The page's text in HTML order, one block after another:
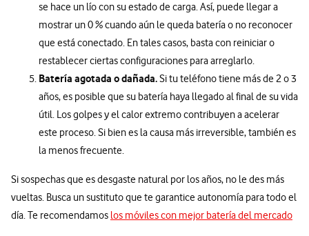
se hace un lío con su estado de carga. Así, puede llegar a
mostrar un 0 % cuando aún le queda batería o no reconocer
que está conectado. En tales casos, basta con reiniciar o
restablecer ciertas configuraciones para arreglarlo.
Batería agotada o dañada.Si tu teléfono tiene más de 2 o 3
años, es posible que su batería haya llegado al final de su vida
útil. Los golpes y el calor extremo contribuyen a acelerar
este proceso. Si bien es la causa más irreversible, también es
la menos frecuente.
Si sospechas que es desgaste natural por los años, no le des más
vueltas. Busca un sustituto que te garantice autonomía para todo el
día. Te recomendamos los móviles con mejor batería del mercado